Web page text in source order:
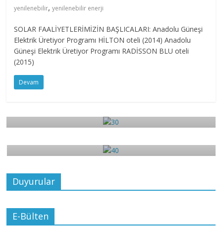
yenilenebilir,yenilenebilir enerji
SOLAR FAALİYETLERİMİZİN BAŞLICALARI: Anadolu Güneşi
Elektrik Üretiyor Programı HİLTON oteli (2014) Anadolu
Güneşi Elektrik Üretiyor Programı RADİSSON BLU oteli
(2015)
Devam
3
40
Duyurular
E-Bülten